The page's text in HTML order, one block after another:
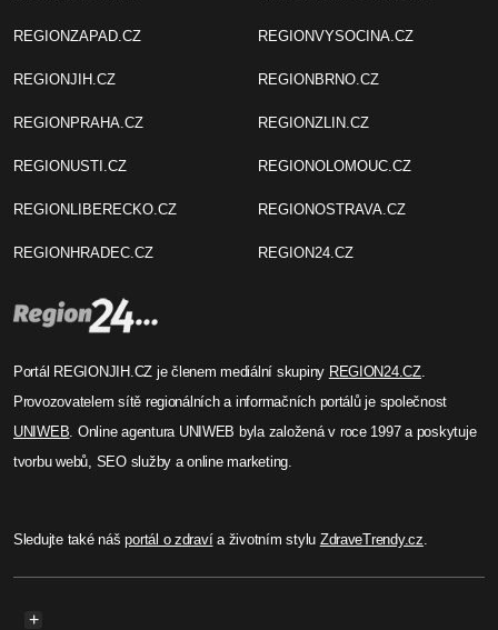
REGIONZAPAD.CZ
REGIONJIH.CZ
REGIONPRAHA.CZ
REGIONUSTI.CZ
REGIONLIBERECKO.CZ
REGIONHRADEC.CZ
REGIONVYSOCINA.CZ
REGIONBRNO.CZ
REGIONZLIN.CZ
REGIONOLOMOUC.CZ
REGIONOSTRAVA.CZ
REGION24.CZ
Portál REGIONJIH.CZ je členem mediální skupiny REGION24.CZ.
Provozovatelem sítě regionálních a informačních portálů je společnost
UNIWEB . Online agentura UNIWEB byla založená v roce 1997 a poskytuje
tvorbu webů, SEO služby a online marketing.
Sledujte také nášportál o zdravía životním stylu ZdraveTrendy.cz
+